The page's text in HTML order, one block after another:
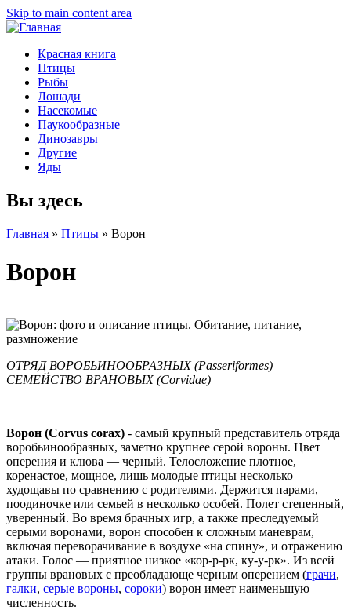
Skip to main content area
Красная книга
Птицы
Рыбы
Лошади
Насекомые
Паукообразные
Динозавры
Другие
Яды
Вы здесь
Главная » Птицы » Ворон
Ворон
ОТРЯД ВОРОБЬИНООБРАЗНЫХ (Passeriformes)
СЕМЕЙСТВО ВРАНОВЫХ (Corvidae)
Ворон (Corvus corax) - самый крупный представитель отряда
воробьинообразных, заметно крупнее серой вороны. Цвет
оперения и клюва — черный. Телосложение плотное,
коренастое, мощное, лишь молодые птицы несколько
худощавы по сравнению с родителями. Держится парами,
поодиночке или семьей в несколько особей. Полет степенный,
уверенный. Во время брачных игр, а также преследуемый
серыми воронами, ворон способен к сложным маневрам,
включая переворачивание в воздухе «на спину», и отражению
атаки. Голос — приятное низкое «кор-р-рк, ку-у-рк». Из всей
группы врановых с преобладающе черным оперением (грачи,
галки, серые вороны, сороки) ворон имеет наименьшую
численность.